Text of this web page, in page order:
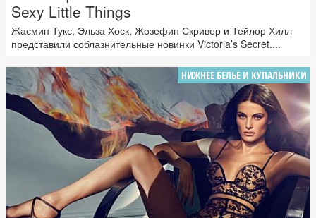
Sexy Little Things
Жасмин Тукс, Эльза Хоск, Жозефин Скривер и Тейлор Хилл
представили соблазнительные новинки Victoria’s Secret....
НИЖНЕЕ БЕЛЬЕ И КУПАЛЬНИКИ